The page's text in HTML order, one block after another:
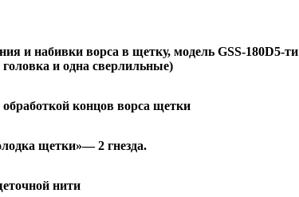
и набивки ворса в щетку, модель GSS-180D5-ти
и одна сверлильные)
концов ворса щетки
щетки»— 2 гнезда.
нити